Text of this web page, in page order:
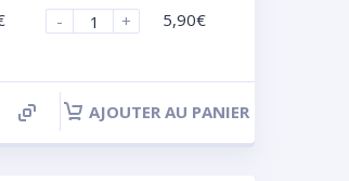
-
+
5,90€
AJOUTER AU PANIER